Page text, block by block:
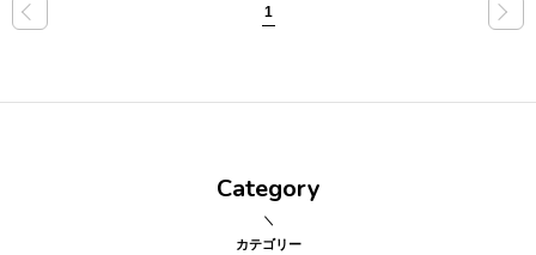
写真
« 1 »
Category
カテゴリー